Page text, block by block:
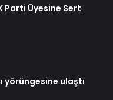
Parti Üyesine Sert
yörüngesine ulaştı